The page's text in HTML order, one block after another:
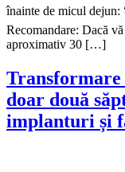
înainte de micul
Recomandare: Dacă
aproximativ 30 […]
Transformare
doar două
implanturi și